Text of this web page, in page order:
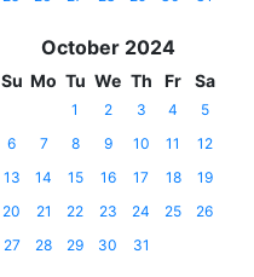
October 2024
Su Mo Tu We Th Fr Sa
1 2 3 4
5
6
7 8 9 10 11
12
13
14 15 16 17 18
19
20
21 22 23 24 25
26
27
28 29 30 31